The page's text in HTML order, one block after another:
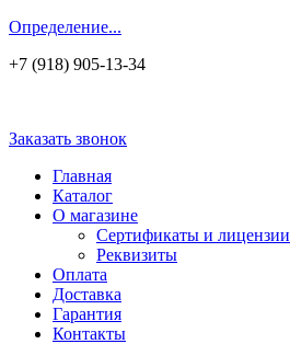
Определение...
+7 (918) 905-13-34
Заказать звонок
Главная
Каталог
О магазине
Сертификаты и лицензии
Реквизиты
Оплата
Доставка
Гарантия
Контакты